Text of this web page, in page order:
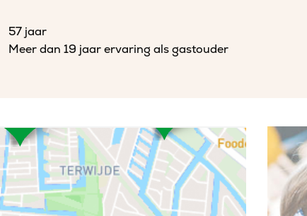
57 jaar
Meer dan 19 jaar ervaring als gastouder